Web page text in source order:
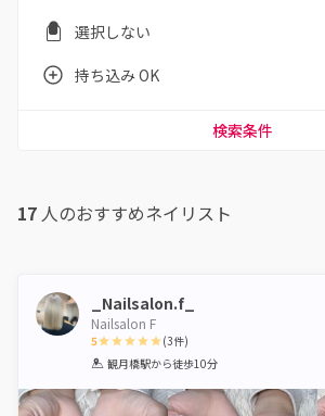
選択しない
持ち込み OK
検索条件
17 人のおすすめネイリスト
_Nailsalon.f_
Nailsalon F
5
1 2 3 4 5
(3件)
観月橋駅から徒歩10分